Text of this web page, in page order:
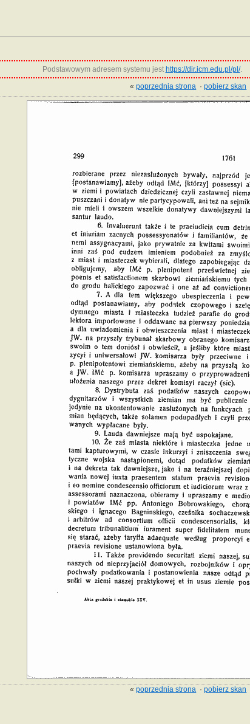
Podstawowym adresem systemu jest https://dir.icm.edu.pl/pl/.
«poprzednia strona ·pobierz skan
«poprzednia strona ·pobierz skan